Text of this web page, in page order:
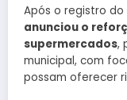
Após o registro do
anunciou o
supermercados,
municipal, com
possam oferecer